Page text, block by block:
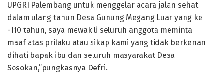
UPGRI Palembang untuk menggelar acara jalan sehat
dalam ulang tahun Desa Gunung Megang Luar yang ke
-110 tahun, saya mewakili seluruh anggota meminta
maaf atas prilaku atau sikap kami yang tidak berkenan
dihati bapak ibu dan seluruh masyarakat Desa
Sosokan,”pungkasnya Defri.